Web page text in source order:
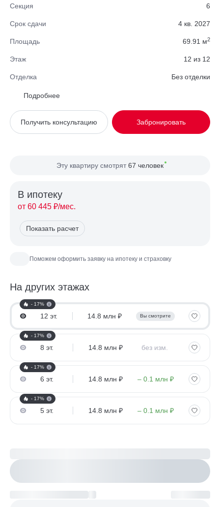
Секция 6
Срок сдачи 4 кв. 2027
Площадь 69.91 м2
Этаж 12 из 12
Отделка Без отделки
Район
Вид из окна Во двор
Планировка Односторонняя
Подробнее
Забронировать
Получить консультацию
Эту квартиру смотрят 67 человек
В ипотекy
от 60 445 ₽/мес.
Показать расчет
Поможем оформить заявку на ипотеку и страховку
На других этажах
- 17%
12 эт. 14.8 млн ₽ Вы смотрите
- 17%
8 эт. 14.8 млн ₽ без изм.
- 17%
6 эт. 14.8 млн ₽ – 0.1 млн ₽
- 17%
5 эт. 14.8 млн ₽ – 0.1 млн ₽